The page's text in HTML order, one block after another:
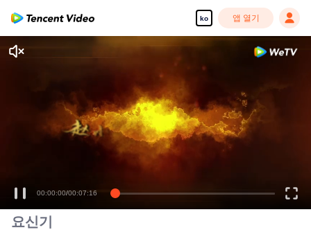
ko 앱 열기
고화질 콘텐츠를 끊김 없이 즐기세요
00:00:00/00:07:16
요신기